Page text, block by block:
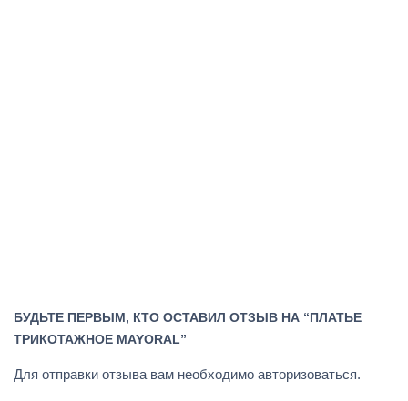
БУДЬТЕ ПЕРВЫМ, КТО ОСТАВИЛ ОТЗЫВ НА “ПЛАТЬЕ
ТРИКОТАЖНОЕ MAYORAL”
Для отправки отзыва вам необходимо авторизоваться.